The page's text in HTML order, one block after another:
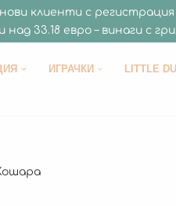
нови клиенти с
33.18 евро – винаги с
ИГРАЧКИ LITTLE